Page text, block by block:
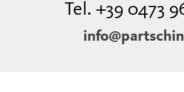
Tel. +39 0473